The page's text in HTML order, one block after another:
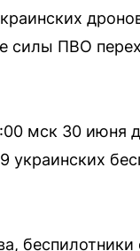
ПВО
мск 30
украинских